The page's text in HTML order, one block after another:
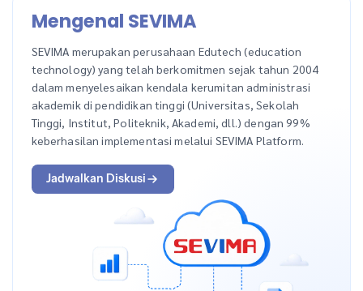
Mengenal SEVIMA
SEVIMA merupakan perusahaan Edutech (education
technology) yang telah berkomitmen sejak tahun 2004
dalam menyelesaikan kendala kerumitan administrasi
akademik di pendidikan tinggi (Universitas, Sekolah
Tinggi, Institut, Politeknik, Akademi, dll.) dengan 99%
keberhasilan implementasi melalui SEVIMA Platform.
Jadwalkan Diskusi